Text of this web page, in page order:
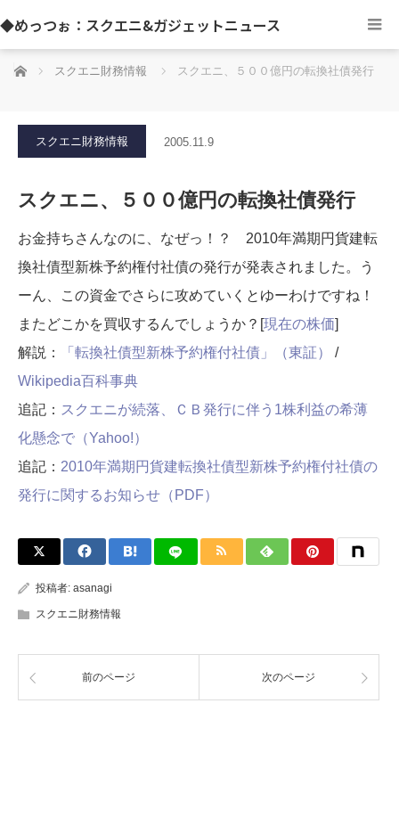
◆めっつぉ：スクエニ&ガジェットニュース
ホーム スクエニ財務情報 スクエニ、５００億円の転換社債発行
スクエニ財務情報 2005.11.9
スクエニ、５００億円の転換社債発行
お金持ちさんなのに、なぜっ！？ 2010年満期円貨建転
換社債型新株予約権付社債の発行が発表されました。う
ーん、この資金でさらに攻めていくとゆーわけですね！
またどこかを買収するんでしょうか？[現在の株価]
解説：
「転換社債型新株予約権付社債」（東証）
/
Wikipedia百科事典
追記： スクエニが続落、ＣＢ発行に伴う1株利益の希薄
化懸念で（Yahoo!）
追記： 2010年満期円貨建転換社債型新株予約権付社債の
発行に関するお知らせ（PDF）
投稿者: asanagi
スクエニ財務情報
前のページ 次のページ